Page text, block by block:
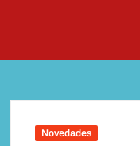
Novedades